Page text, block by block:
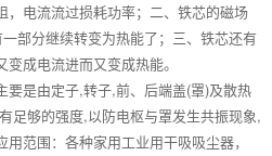
，电流流过损耗功率；二、铁芯的磁场
部分继续转变为热能了；三、铁芯还有
成电流进而又变成热能。
要是由定子,转子,前、后端盖(罩)及散热
足够的强度,以防电枢与罩发生共振现象,
范围：各种家用工业用干吸吸尘器，